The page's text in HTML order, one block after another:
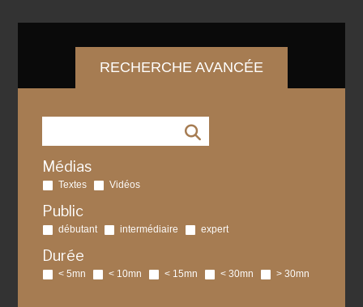
RECHERCHE AVANCÉE
Médias
Textes Vidéos
Public
débutant intermédiaire expert
Durée
< 5mn < 10mn < 15mn < 30mn > 30mn